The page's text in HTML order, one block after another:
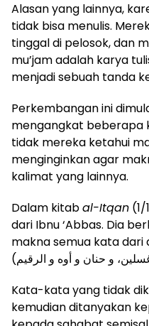
Alasan yang lainnya,
tidak bisa menulis.
tinggal di pelosok, dan
mu’jam adalah karya
menjadi sebuah tanda
Perkembangan ini
mengangkat beberapa
tidak mereka ketahui
menginginkan agar
kalimat yang lainnya.
Dalam kitabal-Itqan
dari Ibnu ‘Abbas. Dia
makna semua kata dari
Kata-kata yang tidak
kemudian ditanyakan